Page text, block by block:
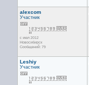
alexcom
Участник
с июл 2012
Новосибирск
Сообщений: 79
Leshiy
Участник